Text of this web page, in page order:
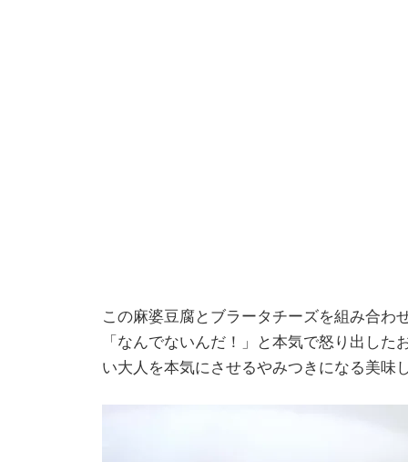
この麻婆豆腐とブラータチーズを組み合わ
「なんでないんだ！」と本気で怒り出し
い大人を本気にさせるやみつきになる美味